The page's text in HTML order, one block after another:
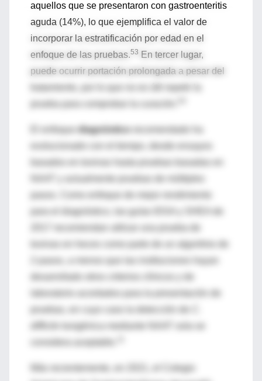
aquellos que se presentaron con gastroenteritis
aguda (14%), lo que ejemplifica el valor de
incorporar la estratificación por edad en el
enfoque de las pruebas.53 En tercer lugar,
puede ocurrir portación prolongada a pesar del
tratamiento, por lo que no es útil repetir la
El enfoque diagnóstico
evolucionado con el tiempo, desde ensayos
pasos. Como enfoque de mejor rendimiento
para el diagnóstico, las guías IDSA y SHEA de
toxinas en heces como parte de un algoritmo de
2 pasos, a menos que las instituciones hayan
toxigénica mediante NAAT sola se
Más recientemente, en 2021, el Colegio